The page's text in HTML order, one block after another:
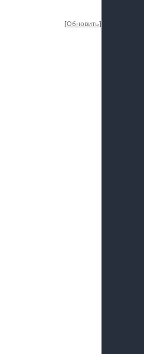
[Обновить]